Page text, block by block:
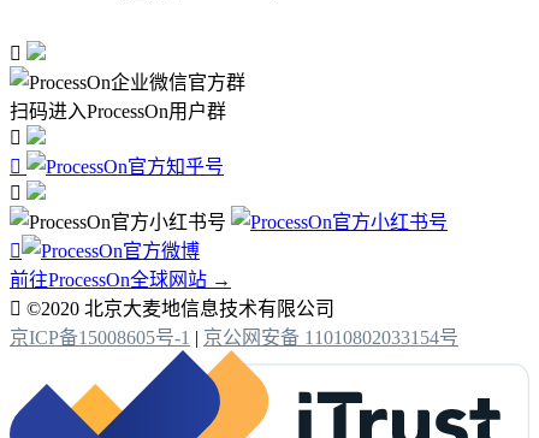

扫码进入ProcessOn用户群




前往ProcessOn全球网站 →
 ©2020 北京大麦地信息技术有限公司
京ICP备15008605号-1 | 京公网安备 11010802033154号